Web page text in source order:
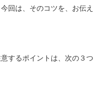
回は、そのコツを、お伝え
するポイントは、次の３つ